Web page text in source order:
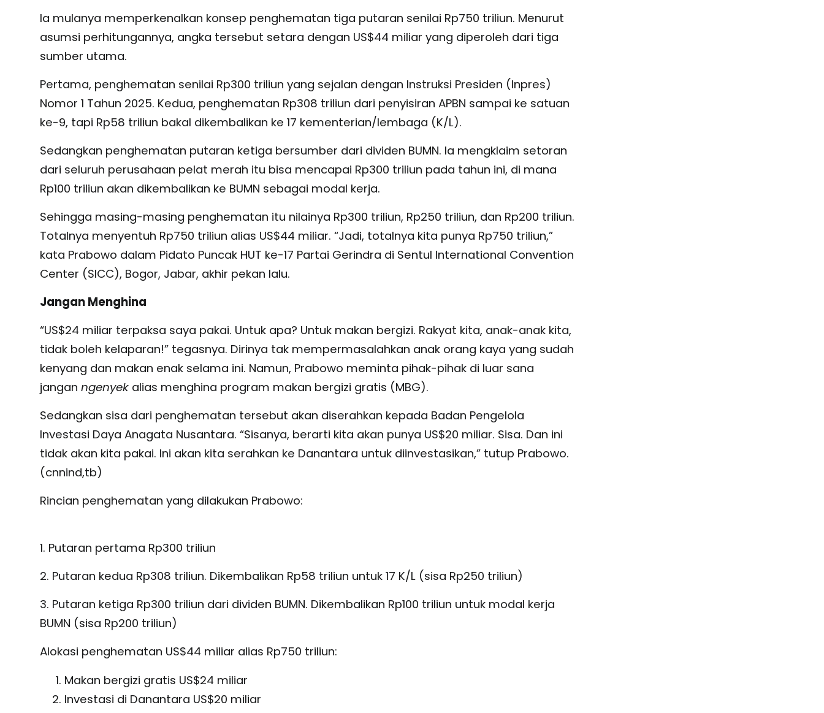
Ia mulanya memperkenalkan konsep penghematan tiga putaran senilai Rp750 triliun. Menurut
asumsi perhitungannya, angka tersebut setara dengan US$44 miliar yang diperoleh dari tiga
sumber utama.
Pertama, penghematan senilai Rp300 triliun yang sejalan dengan Instruksi Presiden (Inpres)
Nomor 1 Tahun 2025. Kedua, penghematan Rp308 triliun dari penyisiran APBN sampai ke satuan
ke-9, tapi Rp58 triliun bakal dikembalikan ke 17 kementerian/lembaga (K/L).
Sedangkan penghematan putaran ketiga bersumber dari dividen BUMN. Ia mengklaim setoran
dari seluruh perusahaan pelat merah itu bisa mencapai Rp300 triliun pada tahun ini, di mana
Rp100 triliun akan dikembalikan ke BUMN sebagai modal kerja.
Sehingga masing-masing penghematan itu nilainya Rp300 triliun, Rp250 triliun, dan Rp200 triliun.
Totalnya menyentuh Rp750 triliun alias US$44 miliar. “Jadi, totalnya kita punya Rp750 triliun,”
kata Prabowo dalam Pidato Puncak HUT ke-17 Partai Gerindra di Sentul International Convention
Center (SICC), Bogor, Jabar, akhir pekan lalu.
Jangan Menghina
“US$24 miliar terpaksa saya pakai. Untuk apa? Untuk makan bergizi. Rakyat kita, anak-anak kita,
tidak boleh kelaparan!” tegasnya. Dirinya tak mempermasalahkan anak orang kaya yang sudah
kenyang dan makan enak selama ini. Namun, Prabowo meminta pihak-pihak di luar sana
jangan ngenyekalias menghina program makan bergizi gratis (MBG).
Sedangkan sisa dari penghematan tersebut akan diserahkan kepada Badan Pengelola
Investasi Daya Anagata Nusantara. “Sisanya, berarti kita akan punya US$20 miliar. Sisa. Dan ini
tidak akan kita pakai. Ini akan kita serahkan ke Danantara untuk diinvestasikan,” tutup Prabowo.
(cnnind,tb)
Rincian penghematan yang dilakukan Prabowo:
1. Putaran pertama Rp300 triliun
2. Putaran kedua Rp308 triliun. Dikembalikan Rp58 triliun untuk 17 K/L (sisa Rp250 triliun)
3. Putaran ketiga Rp300 triliun dari dividen BUMN. Dikembalikan Rp100 triliun untuk modal kerja
BUMN (sisa Rp200 triliun)
Alokasi penghematan US$44 miliar alias Rp750 triliun:
Makan bergizi gratis US$24 miliar
Investasi di Danantara US$20 miliar